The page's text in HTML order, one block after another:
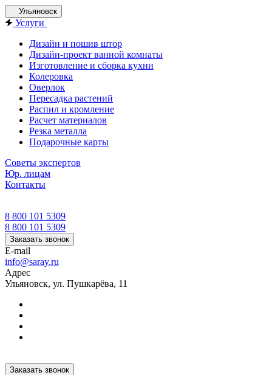
Ульяновск
Услуги
Дизайн и пошив штор
Дизайн-проект ванной комнаты
Изготовление и сборка кухни
Колеровка
Оверлок
Пересадка растений
Распил и кромление
Расчет материалов
Резка металла
Подарочные карты
Советы экспертов
Юр. лицам
Контакты
8 800 101 5309
8 800 101 5309
Заказать звонок
E-mail
info@saray.ru
Адрес
Ульяновск, ул. Пушкарёва, 11
Заказать звонок